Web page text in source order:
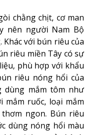
chằng chịt, cơ man
nên người Nam Bộ
với bún riêu của
riêu miền Tây có sự
phù hợp với khẩu
riêu nóng hổi của
dùng mắm tôm như
mắm ruốc, loại mắm
ngon. Bún riêu
dùng nóng hổi màu